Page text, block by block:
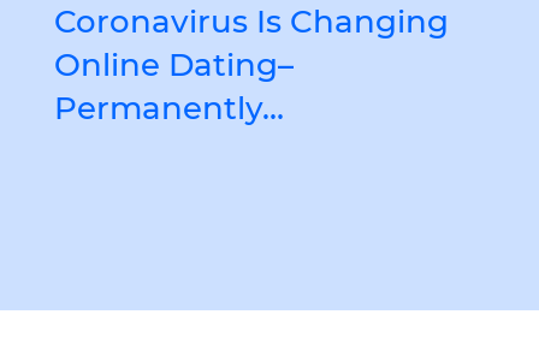
Coronavirus Is Changing
Online Dating–
Permanently…